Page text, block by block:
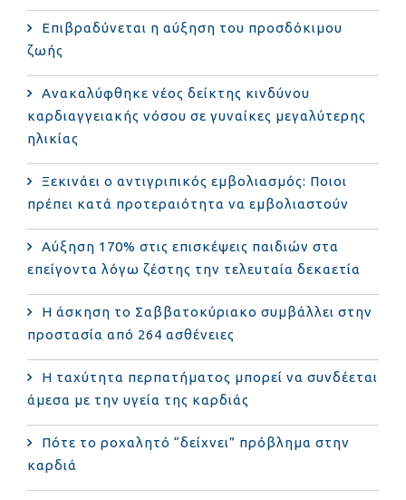
Επιβραδύνεται η αύξηση του προσδόκιμου
ζωής
Ανακαλύφθηκε νέος δείκτης κινδύνου
καρδιαγγειακής νόσου σε γυναίκες μεγαλύτερης
ηλικίας
Ξεκινάει ο αντιγριπικός εμβολιασμός: Ποιοι
πρέπει κατά προτεραιότητα να εμβολιαστούν
Αύξηση 170% στις επισκέψεις παιδιών στα
επείγοντα λόγω ζέστης την τελευταία δεκαετία
Η άσκηση το Σαββατοκύριακο συμβάλλει στην
προστασία από 264 ασθένειες
Η ταχύτητα περπατήματος μπορεί να συνδέεται
άμεσα με την υγεία της καρδιάς
Πότε το ροχαλητό “δείχνει” πρόβλημα στην
καρδιά